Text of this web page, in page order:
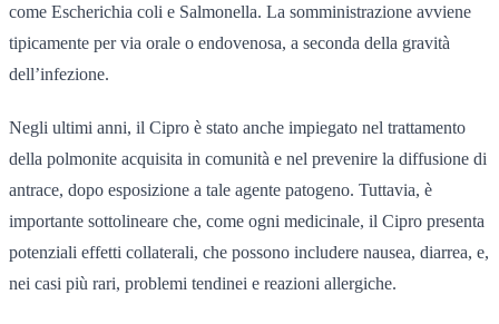
come Escherichia coli e Salmonella. La somministrazione avviene
tipicamente per via orale o endovenosa, a seconda della gravità
dell’infezione.
Negli ultimi anni, il Cipro è stato anche impiegato nel trattamento
della polmonite acquisita in comunità e nel prevenire la diffusione di
antrace, dopo esposizione a tale agente patogeno. Tuttavia, è
importante sottolineare che, come ogni medicinale, il Cipro presenta
potenziali effetti collaterali, che possono includere nausea, diarrea, e,
nei casi più rari, problemi tendinei e reazioni allergiche.